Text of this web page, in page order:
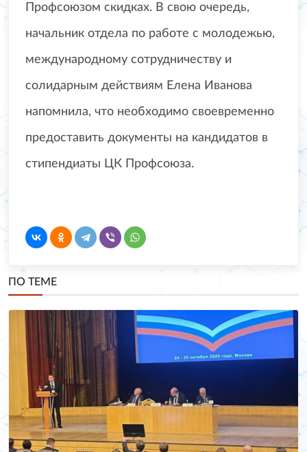
Профсоюзом скидках. В свою очередь,
начальник отдела по работе с молодежью,
международному сотрудничеству и
солидарным действиям Елена Иванова
напомнила, что необходимо своевременно
предоставить документы на кандидатов в
стипендиаты ЦК Профсоюза.
ПО ТЕМЕ